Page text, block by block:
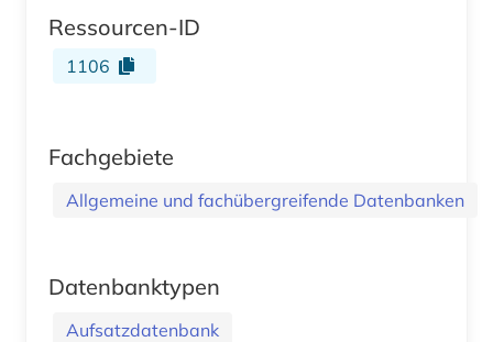
Ressourcen-ID
1106
Fachgebiete
Allgemeine und fachübergreifende Datenbanken
Datenbanktypen
Aufsatzdatenbank